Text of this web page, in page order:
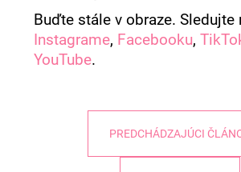
Buďte stále v obraze. Sledujte
Instagrame, Facebooku,
YouTube.
PREDCHÁDZAJÚCI